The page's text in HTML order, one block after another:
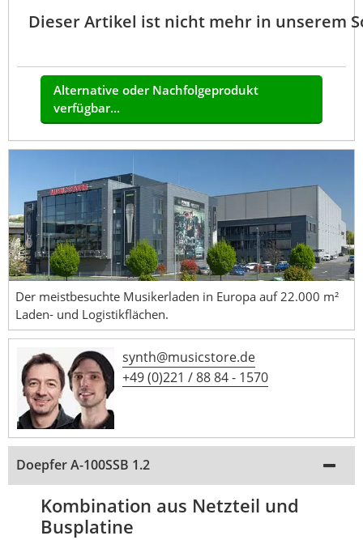
Dieser Artikel ist nicht mehr in unserem
Alternative oder Nachfolgeprodukt
verfügbar...
Der meistbesuchte Musikerladen in Europa auf 22.000 m²
Laden- und Logistikflächen.
synth@musicstore.de
+49 (0)221 / 88 84 - 1570
Doepfer A-100SSB 1.2
Kombination aus Netzteil und
Busplatine